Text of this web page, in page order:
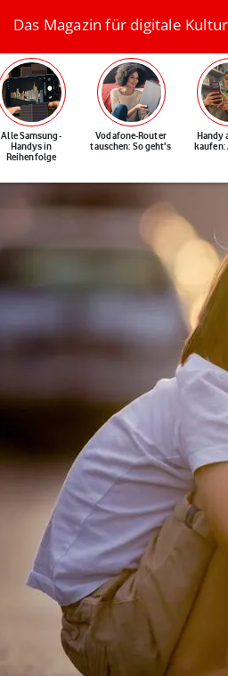
Das Magazin für digitale Kultur
Alle Samsung-
Handys in
Reihenfolge
Vodafone-Router
tauschen: So geht's
Handy
kaufen: